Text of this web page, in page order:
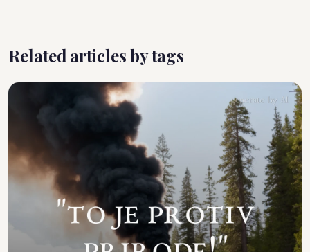
Related articles by tags